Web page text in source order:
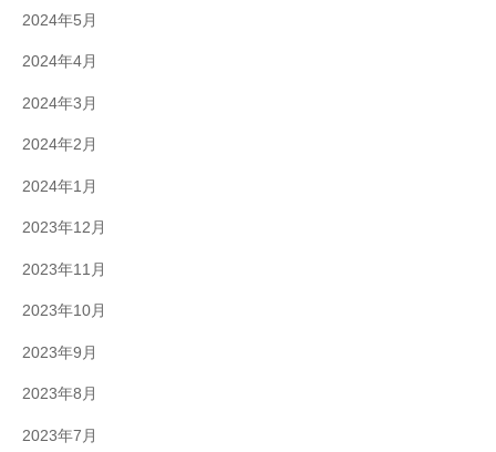
2024年5月
2024年4月
2024年3月
2024年2月
2024年1月
2023年12月
2023年11月
2023年10月
2023年9月
2023年8月
2023年7月